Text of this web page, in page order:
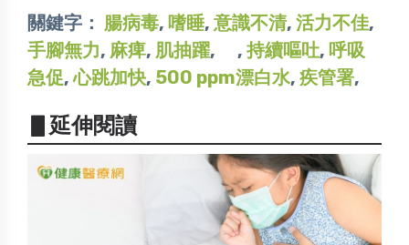
關鍵字： 腸病毒, 嗜睡, 意識不清, 活力不佳,
手腳無力, 麻痺, 肌抽躍, , 持續嘔吐, 呼吸
急促,心跳加快, 500 ppm漂白水, 疾管署,
▋延伸閱讀